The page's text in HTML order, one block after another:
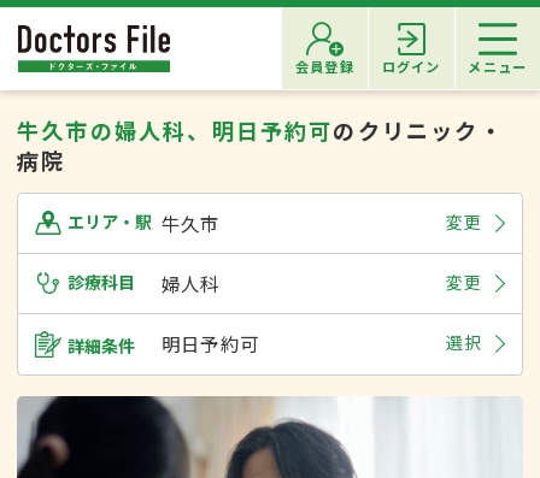
会員登録 ログイン メニュー
牛久市の婦人科、明日予約可のクリニック・
病院
エリア・駅 牛久市 変更
診療科目 婦人科 変更
詳細条件 明日予約可 選択